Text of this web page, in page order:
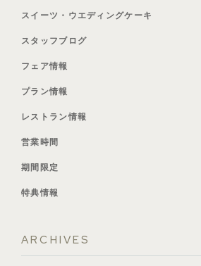
スイーツ・ウエディングケーキ
スタッフブログ
フェア情報
プラン情報
レストラン情報
営業時間
期間限定
特典情報
ARCHIVES